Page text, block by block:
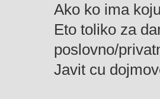
Ako ko ima
Eto toliko za
poslovno/
Javit cu